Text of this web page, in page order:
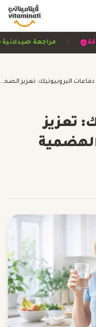
مراجعة |
دفاعات البروبيوتيك: تعزيز الصحة المناعية والهضمية
تعزيز